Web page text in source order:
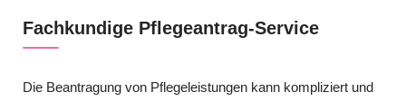
Fachkundige Pflegeantrag-Service
Die Beantragung von Pflegeleistungen kann kompliziert und